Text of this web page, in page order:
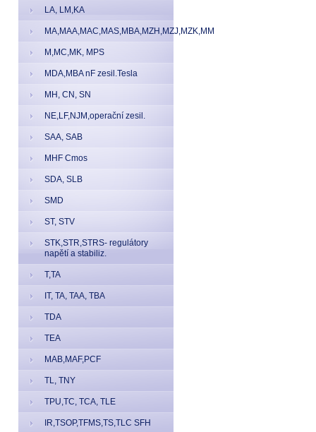
LA, LM,KA
MA,MAA,MAC,MAS,MBA,MZH,MZJ,MZK,MM
M,MC,MK, MPS
MDA,MBA nF zesil.Tesla
MH, CN, SN
NE,LF,NJM,operační zesil.
SAA, SAB
MHF Cmos
SDA, SLB
SMD
ST, STV
STK,STR,STRS- regulátory
napětí a stabiliz.
T,TA
IT, TA, TAA, TBA
TDA
TEA
MAB,MAF,PCF
TL, TNY
TPU,TC, TCA, TLE
IR,TSOP,TFMS,TS,TLC SFH